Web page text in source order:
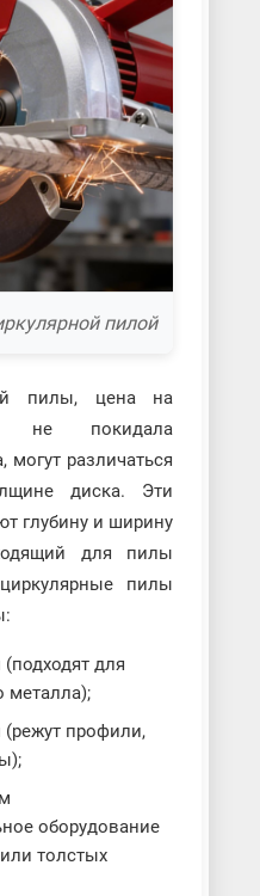
пилой
пилы, цена на
не покидала
могут различаться
диска. Эти
глубину и ширину
для пилы
пилы
(подходят для
металла);
(режут профили,
оборудование
толстых